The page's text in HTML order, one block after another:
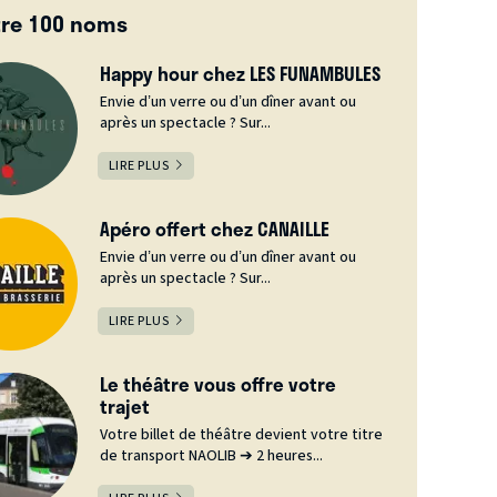
100 noms
Happy hour chez LES FUNAMBULES
Envie d’un verre ou d’un dîner avant ou
après un spectacle ? Sur...
LIRE PLUS
Apéro offert chez CANAILLE
Envie d’un verre ou d’un dîner avant ou
après un spectacle ? Sur...
LIRE PLUS
Le théâtre vous offre votre
trajet
Votre billet de théâtre devient votre titre
de transport NAOLIB ➔ 2 heures...